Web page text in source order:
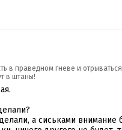
в праведном гневе и
в штаны!
а сиськами внимание